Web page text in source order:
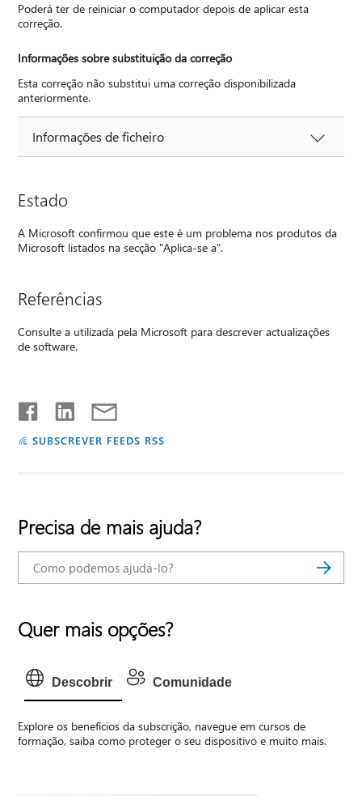
Poderá ter de reiniciar o computador depois de aplicar esta
correção.
Informações sobre substituição da correção
Esta correção não substitui uma correção disponibilizada
anteriormente.
Informações de ficheiro
Estado
A Microsoft confirmou que este é um problema nos produtos da
Microsoft listados na secção "Aplica-se a".
Referências
Consulte a utilizada pela Microsoft para descrever actualizações
de software.
SUBSCREVER FEEDS RSS
Precisa de mais ajuda?
Quer mais opções?
Descobrir Comunidade
Explore os benefícios da subscrição, navegue em cursos de
formação, saiba como proteger o seu dispositivo e muito mais.